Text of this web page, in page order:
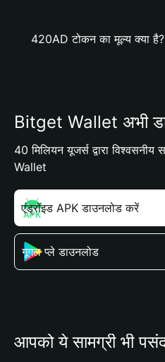
420AD टोकन का मूल्य क्या है?
Bitget Wallet अभी
40 मिलियन यूजर्स द्वारा
Wallet
एंड्रॉइड APK डाउनलोड करें
गूगल प्ले डाउनलोड
आपको ये सामग्री भी